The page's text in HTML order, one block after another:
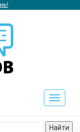
Toggle
Найти